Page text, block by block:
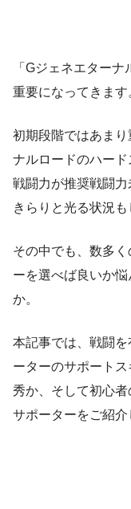
「Gジェネエター
重要になってきます
初期段階ではあま
ナルロードのハード
戦闘力が推奨戦闘
きらりと光る状況も
その中でも、数多
ーを選べば良いか
か。
本記事では、戦闘
ーターのサポート
秀か、そして初心
サポーターをご紹介